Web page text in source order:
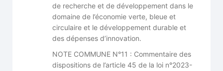
de recherche et de développement dans le
domaine de l’économie verte, bleue et
circulaire et le développement durable et
des dépenses d’innovation.
NOTE COMMUNE N°11 : Commentaire des
dispositions de l’article 45 de la loi n°2023-